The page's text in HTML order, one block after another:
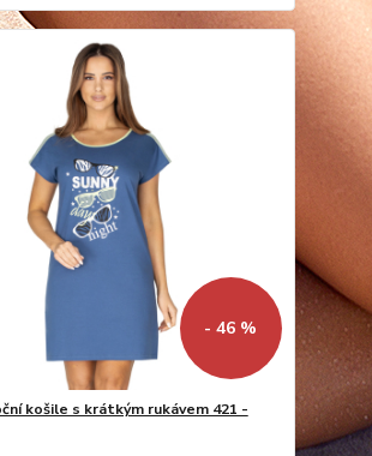
- 46 %
košile s krátkým rukávem 421 -